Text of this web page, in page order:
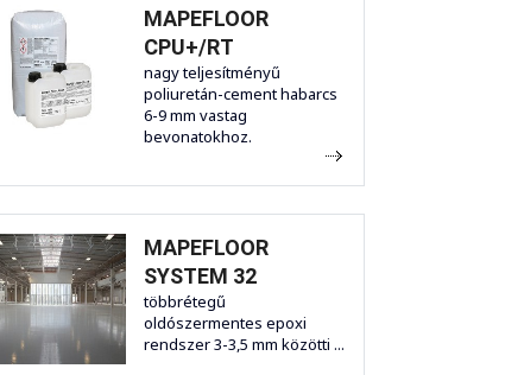
MAPEFLOOR
CPU+/RT
nagy teljesítményű
poliuretán-cement habarcs
6-9 mm vastag
bevonatokhoz.
MAPEFLOOR
SYSTEM 32
többrétegű
oldószermentes epoxi
rendszer 3-3,5 mm közötti ...